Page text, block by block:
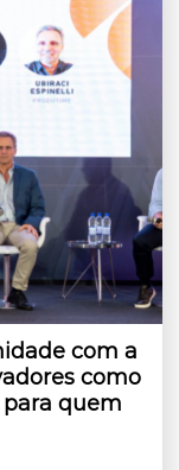
com a
como
quem